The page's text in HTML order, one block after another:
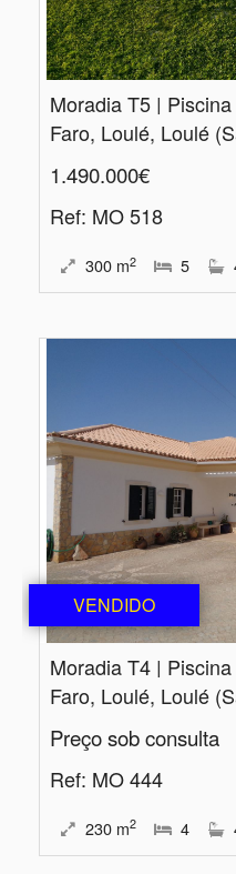
Faro, Loulé, Loulé
1.490.000€
Ref: MO 518
300 m2 5
VENDIDO
Faro, Loulé, Loulé
Preço sob consulta
Ref: MO 444
230 m2 4